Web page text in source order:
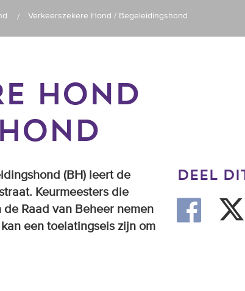
Verkeerszekere Hond / Begeleidingshond
HOND
(BH) leert de
Keurmeesters die
Raad van Beheer nemen
een toelatingseis zijn om
deel